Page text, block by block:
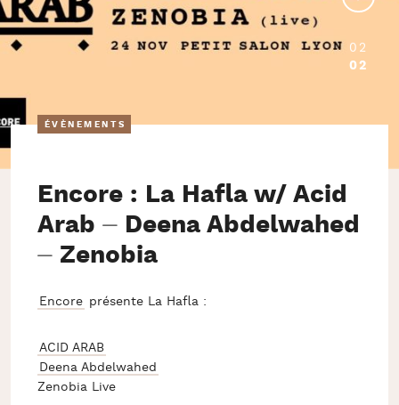
02
02
ÉVÈNEMENTS
Encore : La Hafla w/ Acid
Arab ⏤ Deena Abdelwahed
⏤ Zenobia
Encore présente La Hafla :
ACID ARAB
Deena Abdelwahed
Zenobia Live